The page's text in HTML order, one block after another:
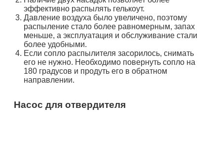
эффективно распылять гелькоут.
Давление воздуха было увеличено, поэтому
распыление стало более равномерным, запах
меньше, а эксплуатация и обслуживание стали
более удобными.
Если сопло распылителя засорилось, снимать
его не нужно. Необходимо повернуть сопло на
180 градусов и продуть его в обратном
направлении.
Насос для отвердителя